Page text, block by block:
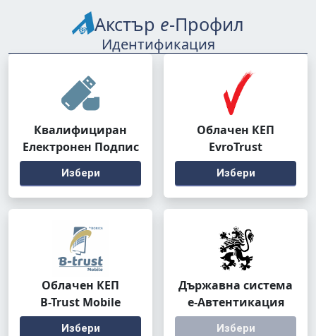
Акстър е-Профил
Идентификация
Квалифициран
Електронен Подпис
Избери
Облачен КЕП
EvroTrust
Избери
Облачен КЕП
B-Trust Mobile
Избери
Държавна система
е-Автентикация
Избери